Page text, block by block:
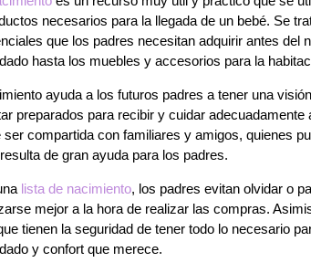
necesarios para la llegada de un bebé. Se
que los padres necesitan adquirir antes del
hasta los muebles y accesorios para la
ayuda a los futuros padres a tener una
preparados para recibir y cuidar
ser compartida con familiares y amigos, quienes
de gran ayuda para los padres.
lista de nacimiento, los padres evitan olvidar o
mejor a la hora de realizar las compras.
tienen la seguridad de tener todo lo necesario
y confort que merece.